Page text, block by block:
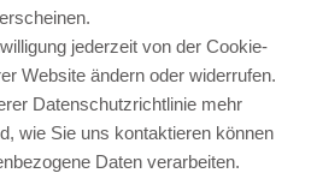
jederzeit von der Cookie-
Website ändern oder widerrufen.
Datenschutzrichtlinie mehr
wie Sie uns kontaktieren können
Daten verarbeiten.